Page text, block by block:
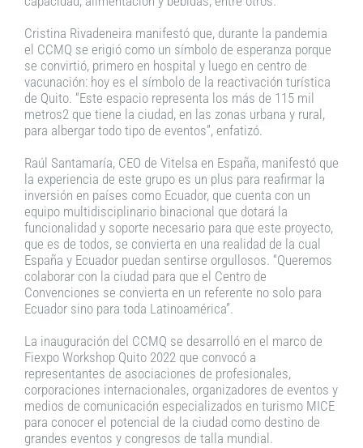
Cristina Rivadeneira manifestó que, durante la pandemia
el CCMQ se erigió como un símbolo de esperanza porque
se convirtió, primero en hospital y luego en centro de
vacunación: hoy es el símbolo de la reactivación turística
de Quito. “Este espacio representa los más de 115 mil
metros2 que tiene la ciudad, en las zonas urbana y rural,
para albergar todo tipo de eventos”, enfatizó.
Raúl Santamaría, CEO de Vitelsa en España, manifestó que
la experiencia de este grupo es un plus para reafirmar la
inversión en países como Ecuador, que cuenta con un
equipo multidisciplinario binacional que dotará la
funcionalidad y soporte necesario para que este proyecto,
que es de todos, se convierta en una realidad de la cual
España y Ecuador puedan sentirse orgullosos. “Queremos
colaborar con la ciudad para que el Centro de
Convenciones se convierta en un referente no solo para
Ecuador sino para toda Latinoamérica”.
La inauguración del CCMQ se desarrolló en el marco de
Fiexpo Workshop Quito 2022 que convocó a
representantes de asociaciones de profesionales,
corporaciones internacionales, organizadores de eventos y
medios de comunicación especializados en turismo MICE
para conocer el potencial de la ciudad como destino de
grandes eventos y congresos de talla mundial.